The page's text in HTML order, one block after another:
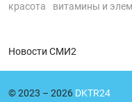
красота витамины и
Новости СМИ2
© 2023 – 2026 DKTR24